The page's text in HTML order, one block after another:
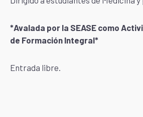
*Avalada por la SEASE como
de Formación Integral*
Entrada libre.